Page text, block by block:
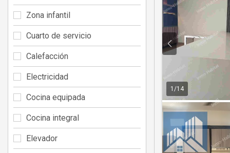
1 /14
Zona infantil
Cuarto de servicio
Calefacción
Electricidad
Cocina equipada
Cocina integral
Elevador